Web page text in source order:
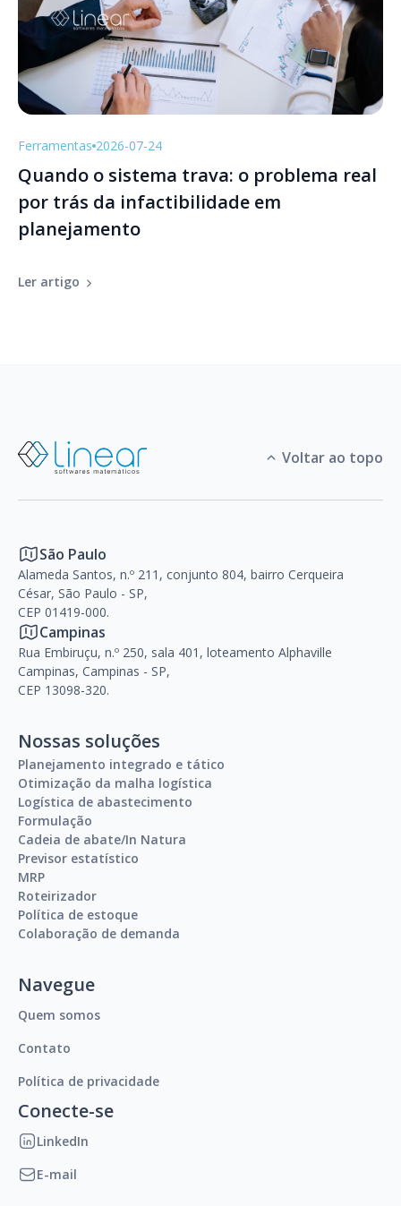
Ferramentas 2026-07-24
Quando o sistema trava: o problema real
por trás da infactibilidade em
planejamento
Ler artigo
Voltar ao topo
São Paulo
Alameda Santos, n.º 211, conjunto 804, bairro Cerqueira
César, São Paulo - SP,
CEP 01419-000.
Campinas
Rua Embiruçu, n.º 250, sala 401, loteamento Alphaville
Campinas, Campinas - SP,
CEP 13098-320.
Nossas soluções
Planejamento integrado e tático
Otimização da malha logística
Logística de abastecimento
Formulação
Cadeia de abate/In Natura
Previsor estatístico
MRP
Roteirizador
Política de estoque
Colaboração de demanda
Navegue
Quem somos
Contato
Política de privacidade
Conecte-se
LinkedIn
E-mail